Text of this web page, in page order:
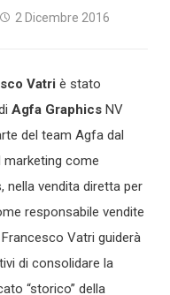
2 Dicembre 2016
Vatri è stato
Agfa Graphics NV
del team Agfa dal
marketing come
nella vendita diretta per
responsabile vendite
Vatri guiderà
di consolidare la
“storico” della